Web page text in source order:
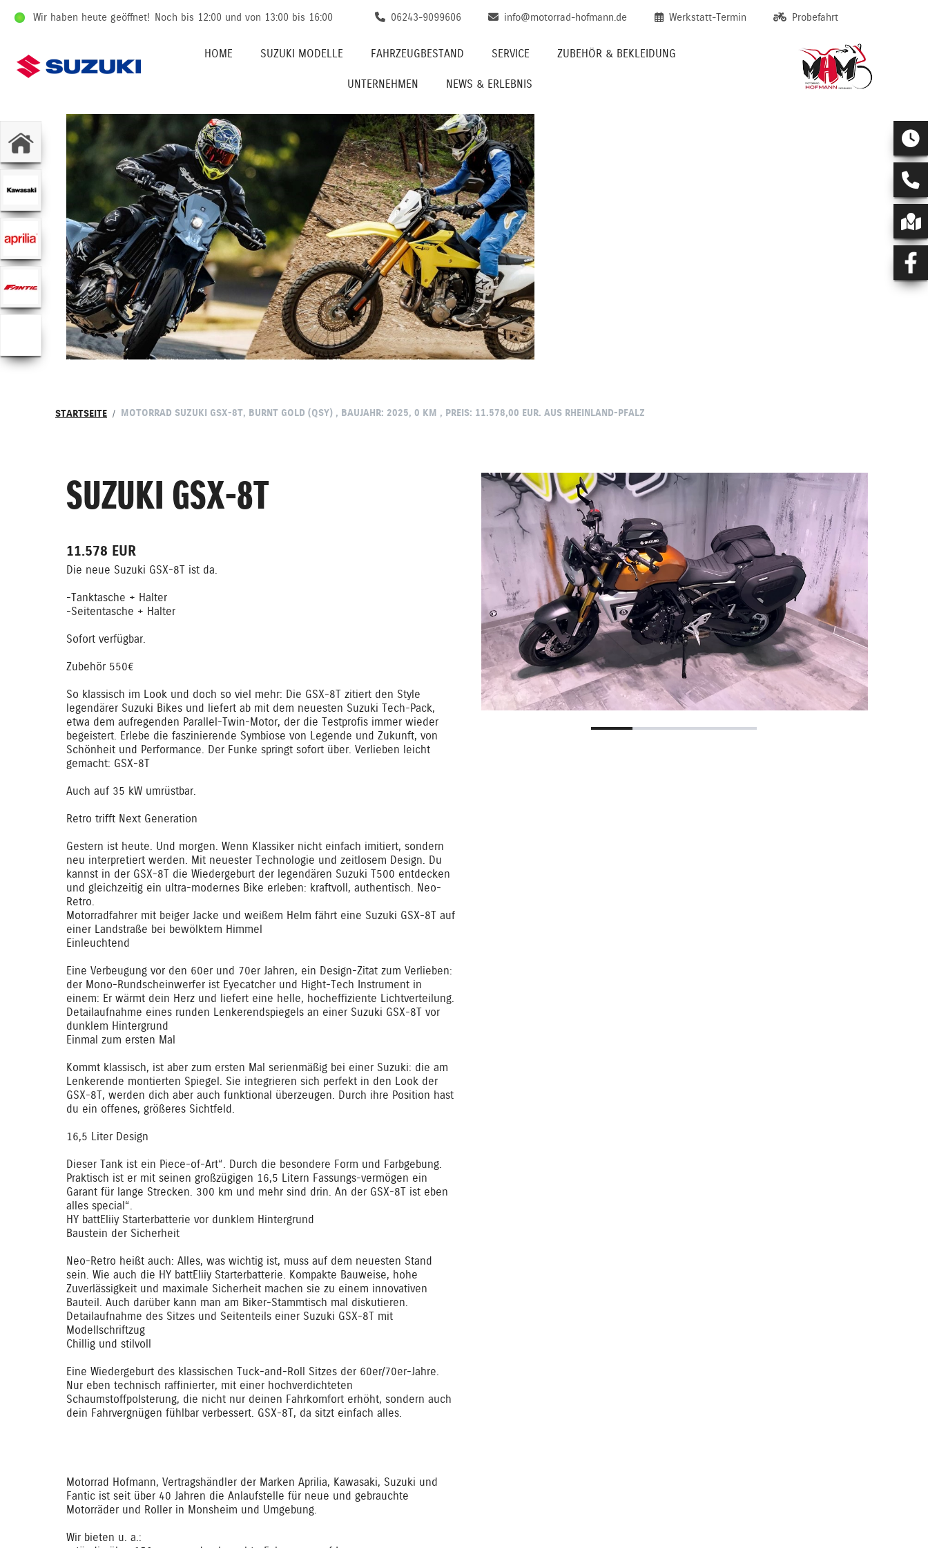
Wir haben heute geöffnet! Noch bis 12:00 und von 13:00 bis 16:00 06243-9099606 info@motorrad-hofmann.de Werkstatt-Termin Probefahrt
HOME SUZUKI MODELLE FAHRZEUGBESTAND SERVICE ZUBEHÖR & BEKLEIDUNG
UNTERNEHMEN NEWS & ERLEBNIS
STARTSEITE MOTORRAD SUZUKI GSX-8T, BURNT GOLD (QSY) , BAUJAHR: 2025, 0 KM , PREIS: 11.578,00 EUR. AUS RHEINLAND-PFALZ
SUZUKI GSX-8T
11.578 EUR
Die neue Suzuki GSX-8T ist da.
-Tanktasche + Halter
-Seitentasche + Halter
Sofort verfügbar.
Zubehör 550€
So klassisch im Look und doch so viel mehr: Die GSX-8T zitiert den Style
legendärer Suzuki Bikes und liefert ab mit dem neuesten Suzuki Tech-Pack,
etwa dem aufregenden Parallel-Twin-Motor, der die Testprofis immer wieder
begeistert. Erlebe die faszinierende Symbiose von Legende und Zukunft, von
Schönheit und Performance. Der Funke springt sofort über. Verlieben leicht
gemacht: GSX-8T
Auch auf 35 kW umrüstbar.
Retro trifft Next Generation
Gestern ist heute. Und morgen. Wenn Klassiker nicht einfach imitiert, sondern
neu interpretiert werden. Mit neuester Technologie und zeitlosem Design. Du
kannst in der GSX-8T die Wiedergeburt der legendären Suzuki T500 entdecken
und gleichzeitig ein ultra-modernes Bike erleben: kraftvoll, authentisch. Neo-
Retro.
Motorradfahrer mit beiger Jacke und weißem Helm fährt eine Suzuki GSX-8T auf
einer Landstraße bei bewölktem Himmel
Einleuchtend
Eine Verbeugung vor den 60er und 70er Jahren, ein Design-Zitat zum Verlieben:
der Mono-Rundscheinwerfer ist Eyecatcher und Hight-Tech Instrument in
einem: Er wärmt dein Herz und liefert eine helle, hocheffiziente Lichtverteilung.
Detailaufnahme eines runden Lenkerendspiegels an einer Suzuki GSX-8T vor
dunklem Hintergrund
Einmal zum ersten Mal
Kommt klassisch, ist aber zum ersten Mal serienmäßig bei einer Suzuki: die am
Lenkerende montierten Spiegel. Sie integrieren sich perfekt in den Look der
GSX-8T, werden dich aber auch funktional überzeugen. Durch ihre Position hast
du ein offenes, größeres Sichtfeld.
16,5 Liter Design
Dieser Tank ist ein Piece-of-Art“. Durch die besondere Form und Farbgebung.
Praktisch ist er mit seinen großzügigen 16,5 Litern Fassungs-vermögen ein
Garant für lange Strecken. 300 km und mehr sind drin. An der GSX-8T ist eben
alles special“.
HY battEliiy Starterbatterie vor dunklem Hintergrund
Baustein der Sicherheit
Neo-Retro heißt auch: Alles, was wichtig ist, muss auf dem neuesten Stand
sein. Wie auch die HY battEliiy Starterbatterie. Kompakte Bauweise, hohe
Zuverlässigkeit und maximale Sicherheit machen sie zu einem innovativen
Bauteil. Auch darüber kann man am Biker-Stammtisch mal diskutieren.
Detailaufnahme des Sitzes und Seitenteils einer Suzuki GSX-8T mit
Modellschriftzug
Chillig und stilvoll
Eine Wiedergeburt des klassischen Tuck-and-Roll Sitzes der 60er/70er-Jahre.
Nur eben technisch raffinierter, mit einer hochverdichteten
Schaumstoffpolsterung, die nicht nur deinen Fahrkomfort erhöht, sondern auch
dein Fahrvergnügen fühlbar verbessert. GSX-8T, da sitzt einfach alles.
Motorrad Hofmann, Vertragshändler der Marken Aprilia, Kawasaki, Suzuki und
Fantic ist seit über 40 Jahren die Anlaufstelle für neue und gebrauchte
Motorräder und Roller in Monsheim und Umgebung.
Wir bieten u. a.: